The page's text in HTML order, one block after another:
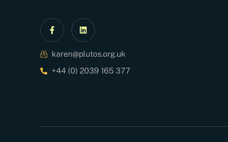
karen@plutos.org.uk
+44 (0) 2039 165 377